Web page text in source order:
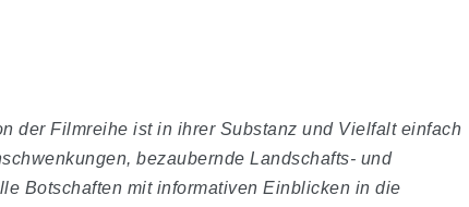
der Filmreihe ist in ihrer Substanz und Vielfalt einfach
bezaubernde Landschafts- und
Botschaften mit informativen Einblicken in die